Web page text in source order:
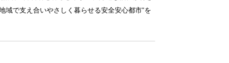
域で支え合いやさしく暮らせる安全安心都市”を